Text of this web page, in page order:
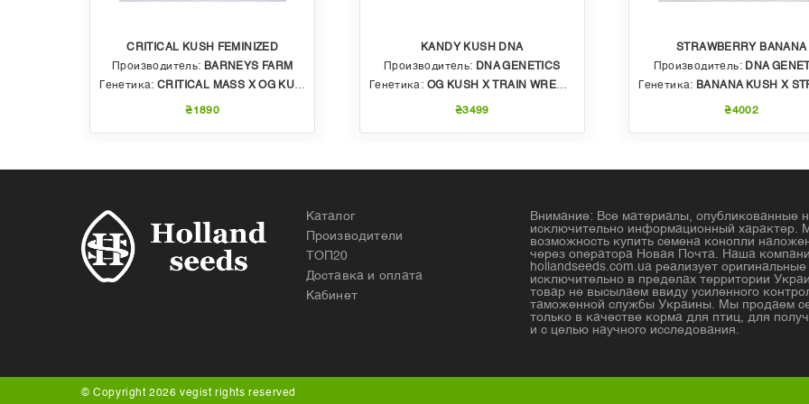
CRITICAL KUSH FEMINIZED
Производитель: BARNEYS FARM
Генетика:CRITICAL MASS X OG KUSH
₴1890
KANDY KUSH DNA
Производитель: DNA GENETICS
Генетика: OG KUSH X TRAIN WRECK (T4)
₴3499
STRAWBERRY BANANA
Производитель: DNA
Генетика: BANANA KUSH X STRAWBERRY PHENO OF
₴4002
Каталог
Производители
ТОП20
Доставка и оплата
Кабинет
Внимание: Все материалы, опубликованные
исключительно информационный характер.
возможность купить семена конопли
через оператора Новая Почта. Наша
hollandseeds.com.ua реализует
исключительно в пределах территории
товар не высылаем ввиду усиленного
таможенной службы Украины. Мы продаем
только в качестве корма для птиц, для
и с целью научного исследования.
© Copyright 2026 vegist rights reserved